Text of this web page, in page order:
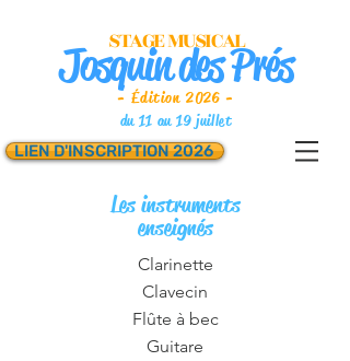
STAGE MUSICAL
Josquin des Prés
- Édition 2026 -
du 11 au 19 juillet
LIEN D'INSCRIPTION 2026
Les instruments
enseignés
​Clarinette
Clavecin
Flûte à bec
Guitare